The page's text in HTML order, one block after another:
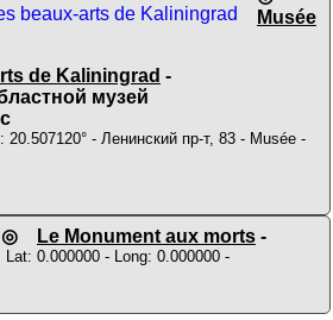
Musée
de Kaliningrad -
музей
20.507120° - Ленинский пр-т, 83 - Musée -
◎ Le Monument aux morts-
Lat: 0.000000 - Long: 0.000000 -